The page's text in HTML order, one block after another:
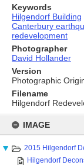
content
IMAGE
2015 Hilgendorf
Hilgendorf
Keywords
Hilgendorf Building
Canterbury
redevelopment
Photographer
David Hollander
Version
Photographic
Filename
Hilgendorf